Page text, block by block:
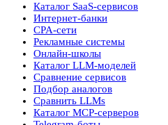
Каталог SaaS-сервисов
Интернет-банки
CPA-сети
Рекламные системы
Онлайн-школы
Каталог LLM-моделей
Сравнение сервисов
Подбор аналогов
Сравнить LLMs
Каталог MCP-серверов